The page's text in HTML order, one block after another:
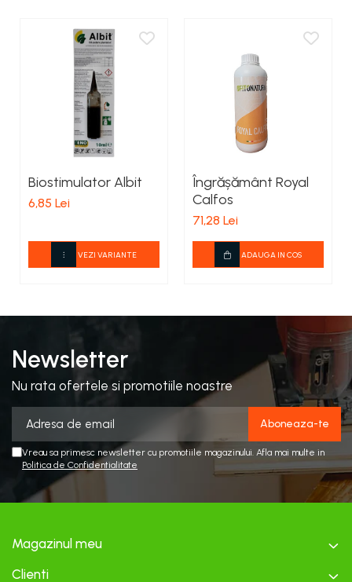
Biostimulator Albit
6,85 Lei
VEZI VARIANTE
Îngrășământ Royal
Calfos
71,28 Lei
ADAUGA IN COS
Newsletter
Nu rata ofertele si promotiile noastre
Vreau sa primesc newsletter cu promotiile magazinului. Afla mai multe in
Politica de Confidentialitate
Magazinul meu
Clienti